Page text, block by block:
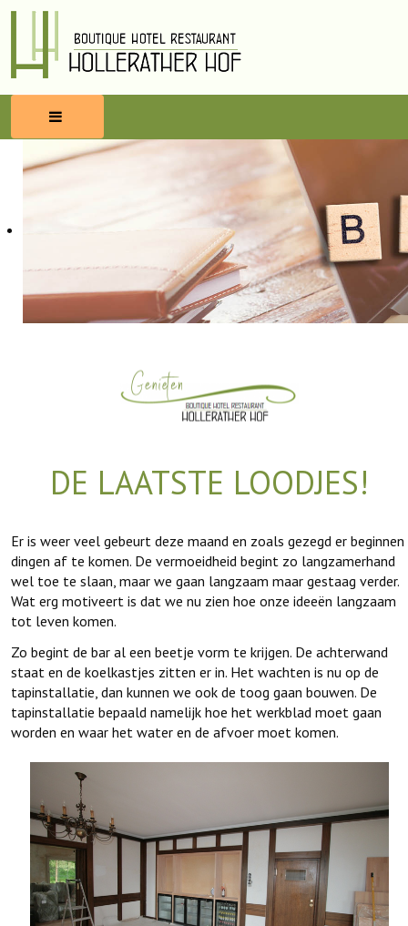
HOME
WELLNESS
DE LAATSTE LOODJES!
Er is weer veel gebeurt deze maand en zoals gezegd er beginnen
dingen af te komen. De vermoeidheid begint zo langzamerhand
wel toe te slaan, maar we gaan langzaam maar gestaag verder.
Wat erg motiveert is dat we nu zien hoe onze ideeën langzaam
tot leven komen.
Zo begint de bar al een beetje vorm te krijgen. De achterwand
staat en de koelkastjes zitten er in. Het wachten is nu op de
tapinstallatie, dan kunnen we ook de toog gaan bouwen. De
tapinstallatie bepaald namelijk hoe het werkblad moet gaan
worden en waar het water en de afvoer moet komen.